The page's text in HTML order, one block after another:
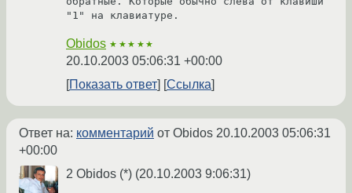
"1" на клавиатуре.
Obidos ★★★★★
20.10.2003 05:06:31 +00:00
Показать ответ
Ссылка
Ответ на: комментарий от Obidos 20.10.2003 05:06:31
+00:00
2 Obidos (*) (20.10.2003 9:06:31)